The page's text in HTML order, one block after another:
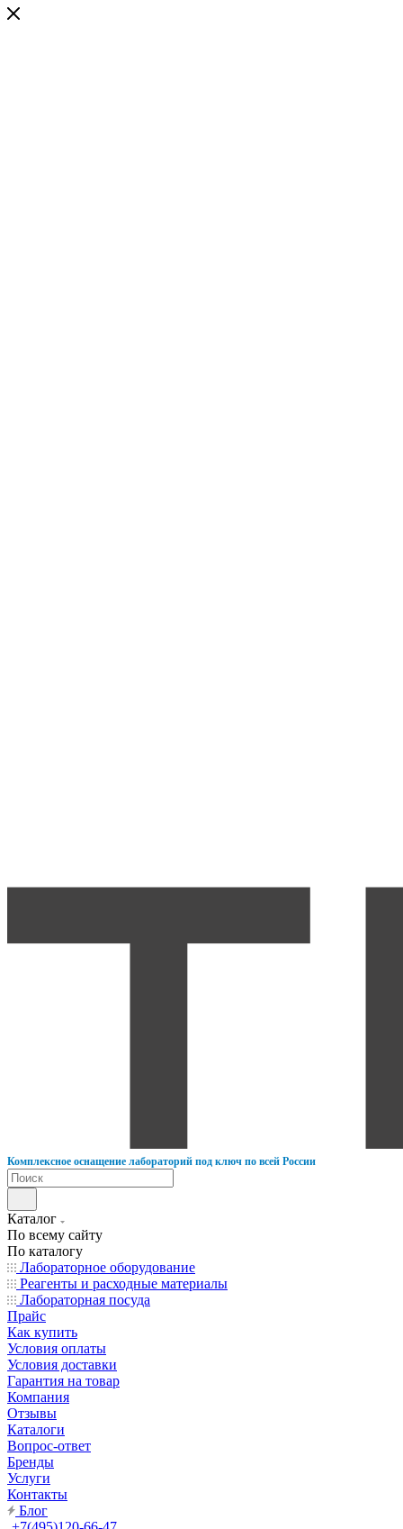
Комплексное оснащение лабораторий под ключ по всей России
Каталог
По всему сайту
По каталогу
Лабораторное оборудование
Реагенты и расходные материалы
Лабораторная посуда
Прайс
Как купить
Условия оплаты
Условия доставки
Гарантия на товар
Компания
Отзывы
Каталоги
Вопрос-ответ
Бренды
Услуги
Контакты
Блог